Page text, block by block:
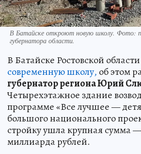
В Батайске откроют новую школу. Фото:
губернатора области.
В Батайске Ростовской
современную школу, об этом
губернатор региона Юрий
Четырехэтажное здание
программе «Все лучшее —
большого национального
стройку ушла крупная сумма
миллиарда рублей.